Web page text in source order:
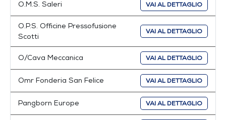
O.M.S. Saleri VAI AL DETTAGLIO
O.P.S. Officine Pressofusione
Scotti
VAI AL DETTAGLIO
O/Cava Meccanica VAI AL DETTAGLIO
Omr Fonderia San Felice VAI AL DETTAGLIO
Pangborn Europe VAI AL DETTAGLIO